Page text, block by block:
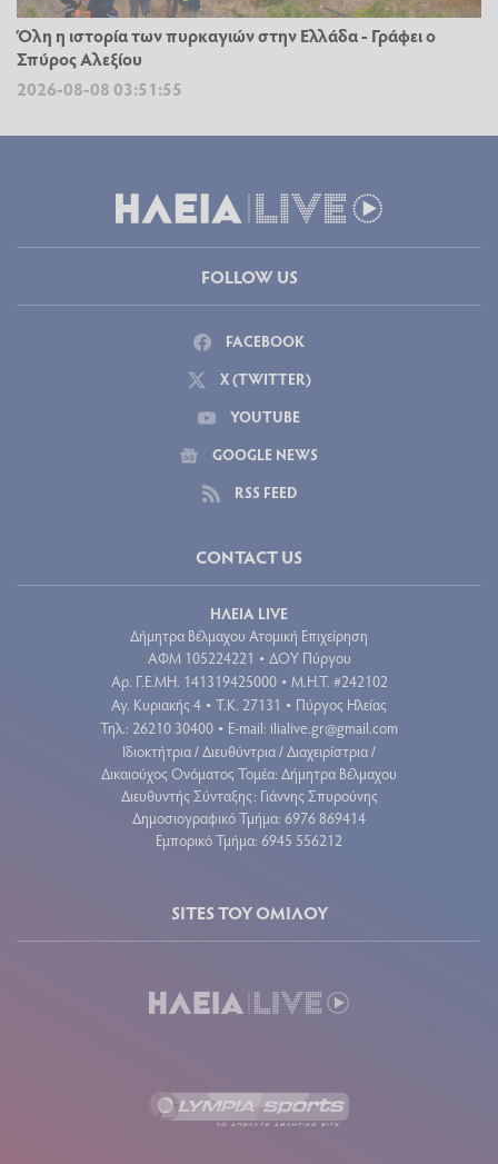
Όλη η ιστορία των πυρκαγιών στην Ελλάδα - Γράφει ο
Σπύρος Αλεξίου
2026-08-08 03:51:55
FOLLOW US
FACEBOOK
X (TWITTER)
YOUTUBE
GOOGLE NEWS
RSS FEED
CONTACT US
ΗΛΕΙΑ LIVE
Δήμητρα Βέλμαχου Ατομική Επιχείρηση
ΑΦΜ 105224221 • ΔΟΥ Πύργου
Aρ. Γ.Ε.ΜΗ. 141319425000 • Μ.Η.Τ. #242102
Αγ. Κυριακής 4 • Τ.Κ. 27131 • Πύργος Ηλείας
Τηλ.: 26210 30400 • E-mail: ilialive.gr@gmail.com
Ιδιοκτήτρια / Διευθύντρια / Διαχειρίστρια /
Δικαιούχος Ονόματος Τομέα: Δήμητρα Βέλμαχου
Διευθυντής Σύνταξης: Γιάννης Σπυρούνης
Δημοσιογραφικό Τμήμα: 6976 869414
Εμπορικό Τμήμα: 6945 556212
SITES ΤΟΥ ΟΜΙΛΟΥ